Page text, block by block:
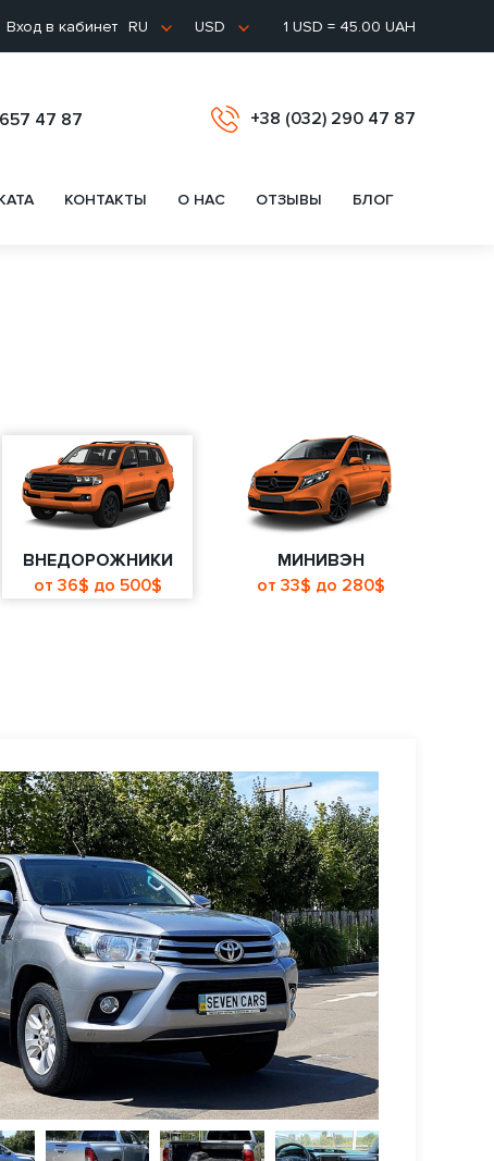
Вход в кабинет RU USD 1 USD = 45.00 UAH
47 87 +38 (032) 290 47 87
КОНТАКТЫ О НАС ОТЗЫВЫ БЛОГ
ВНЕДОРОЖНИКИ
от 36$ до 500$
МИНИВЭН
от 33$ до 280$